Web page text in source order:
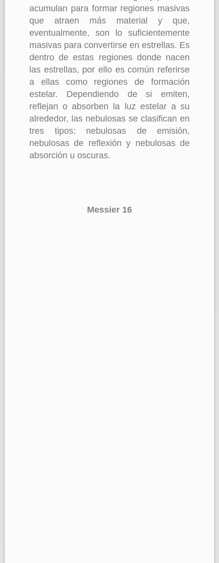
acumulan para formar regiones masivas
que atraen más material y que,
eventualmente, son lo suficientemente
masivas para convertirse en estrellas. Es
dentro de estas regiones donde nacen
las estrellas, por ello es común referirse
a ellas como regiones de formación
estelar. Dependiendo de si emiten,
reflejan o absorben la luz estelar a su
alrededor, las nebulosas se clasifican en
tres tipos: nebulosas de emisión,
nebulosas de reflexión y nebulosas de
absorción u oscuras.
Messier 16